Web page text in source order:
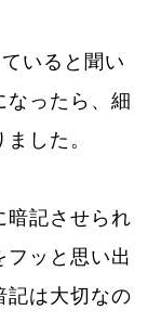
いると聞い
なったら、細
した。
暗記させられ
フッと思い出
記は大切なの